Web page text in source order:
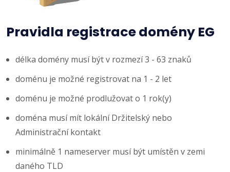
Pravidla registrace domény EG
délka domény musí být v rozmezí 3 - 63 znaků
doménu je možné registrovat na 1 - 2 let
doménu je možné prodlužovat o 1 rok(y)
doména musí mít lokální Držitelský nebo
Administrační kontakt
minimálně 1 nameserver musí být umístěn v zemi
daného TLD